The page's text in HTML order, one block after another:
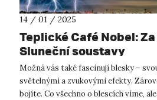
14 / 01 / 2025
Teplické Café Nobel:
Sluneční soustavy
Možná vás také fascinují blesky –
světelnými a zvukovými efekty.
bojíte. Co všechno o blescích víme,